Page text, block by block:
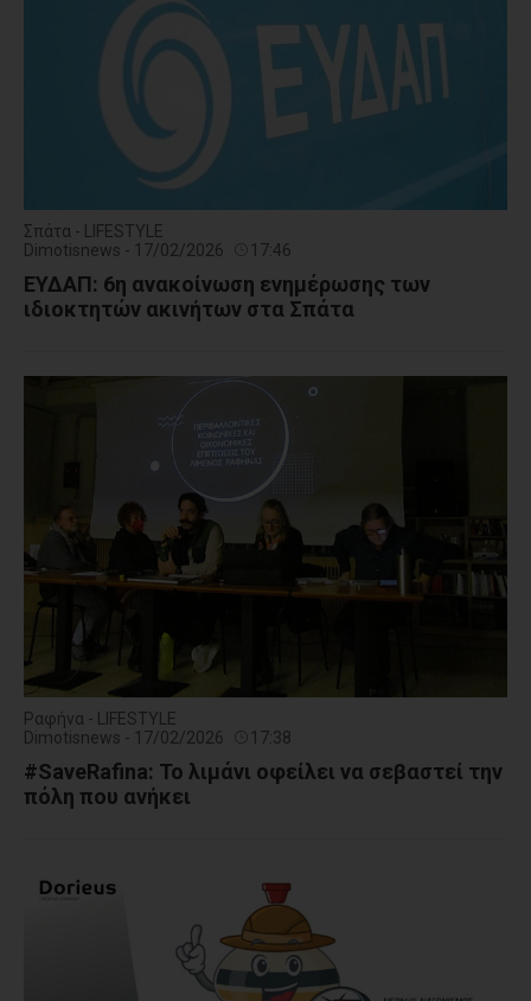
Σπάτα - LIFESTYLE
Dimotisnews - 17/02/2026
17:46
ΕΥΔΑΠ: 6η ανακοίνωση ενημέρωσης των
ιδιοκτητών ακινήτων στα Σπάτα
Ραφήνα - LIFESTYLE
Dimotisnews - 17/02/2026
17:38
#SaveRafina: Το λιμάνι οφείλει να σεβαστεί την
πόλη που ανήκει